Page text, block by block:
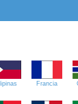
Francia